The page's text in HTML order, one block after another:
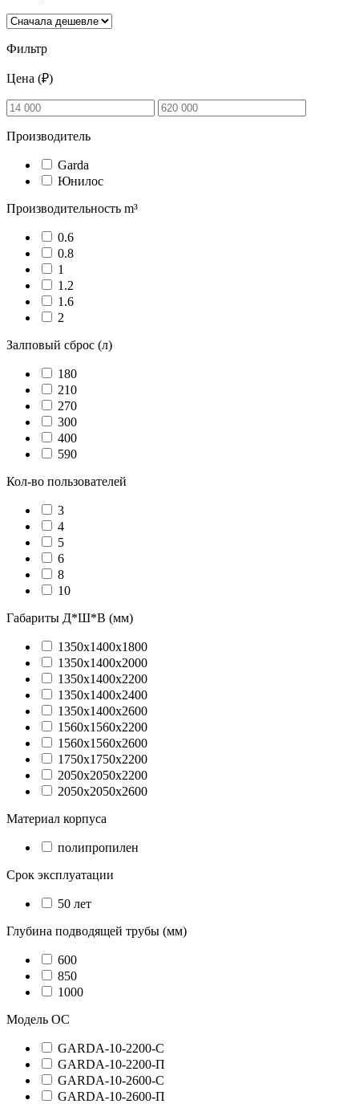
Фильтр
Цена (₽)
Производитель
Garda
Юнилос
Производительность m³
0.6
0.8
1
1.2
1.6
2
Залповый сброс (л)
180
210
270
300
400
590
Кол-во пользователей
3
4
5
6
8
10
Габариты Д*Ш*В (мм)
1350х1400х1800
1350х1400х2000
1350х1400х2200
1350х1400х2400
1350х1400х2600
1560х1560х2200
1560х1560х2600
1750х1750х2200
2050х2050х2200
2050х2050х2600
Материал корпуса
полипропилен
Срок эксплуатации
50 лет
Глубина подводящей трубы (мм)
600
850
1000
Модель ОС
GARDA-10-2200-C
GARDA-10-2200-П
GARDA-10-2600-C
GARDA-10-2600-П